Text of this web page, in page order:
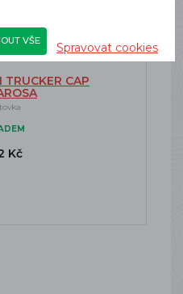
TRUCKER CAP
Kč
VŠE Spravovat cookies